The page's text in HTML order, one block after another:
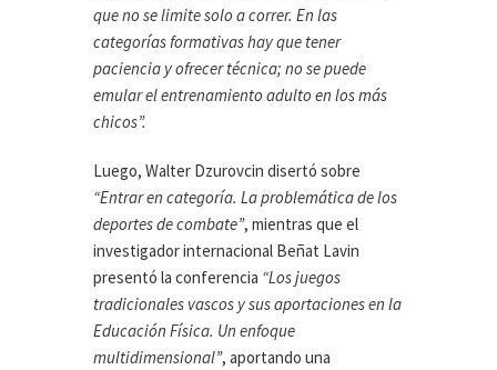
que no se limite solo a correr. En las
categorías formativas hay que tener
paciencia y ofrecer técnica; no se puede
emular el entrenamiento adulto en los más
chicos”.
Luego, Walter Dzurovcin disertó sobre
“Entrar en categoría. La problemática de los
deportes de combate”, mientras que el
investigador internacional Beñat Lavin
presentó la conferencia “Los juegos
tradicionales vascos y sus aportaciones en la
Educación Física. Un enfoque
multidimensional”, aportando una